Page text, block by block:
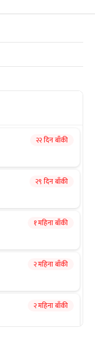
२२ दिन बाँकी
२९ दिन बाँकी
१ महिना बाँकी
२ महिना बाँकी
२ महिना बाँकी